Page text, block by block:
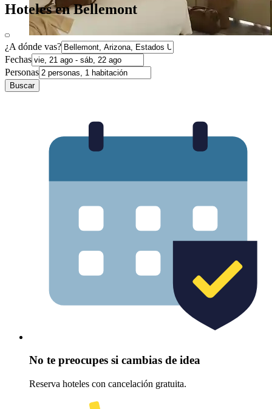
Hoteles en Bellemont
¿A dónde vas?
Fechas
Personas
Buscar
No te preocupes si cambias de idea
Reserva hoteles con cancelación gratuita.